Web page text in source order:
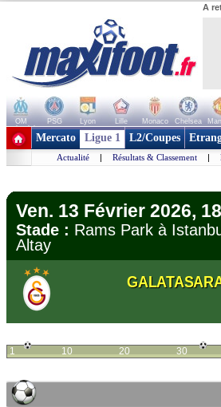
A
OM PSG Lyon Lille Monaco Chelsea
+ de clubs
Mercato Ligue 1 L2/Coupes
Actualité | Résultats & Classement |
Ven. 13 Février 2026,
Stade : Rams Park à
Altay
1 10 20 30